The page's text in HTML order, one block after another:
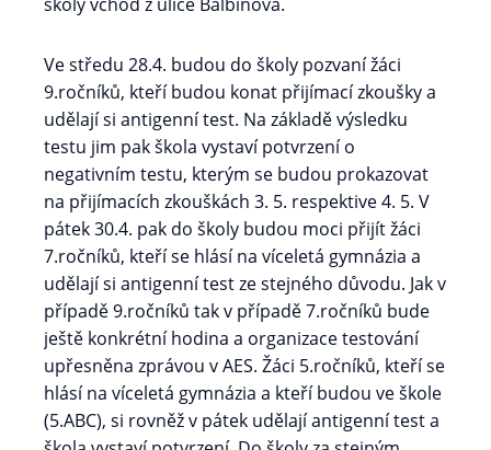
Ve středu 28.4. budou do školy pozvaní žáci
9.ročníků, kteří budou konat přijímací zkoušky a
udělají si antigenní test. Na základě výsledku
testu jim pak škola vystaví potvrzení o
negativním testu, kterým se budou prokazovat
na přijímacích zkouškách 3. 5. respektive 4. 5. V
pátek 30.4. pak do školy budou moci přijít žáci
7.ročníků, kteří se hlásí na víceletá gymnázia a
udělají si antigenní test ze stejného důvodu. Jak v
případě 9.ročníků tak v případě 7.ročníků bude
ještě konkrétní hodina a organizace testování
upřesněna zprávou v AES. Žáci 5.ročníků, kteří se
hlásí na víceletá gymnázia a kteří budou ve škole
(5.ABC), si rovněž v pátek udělají antigenní test a